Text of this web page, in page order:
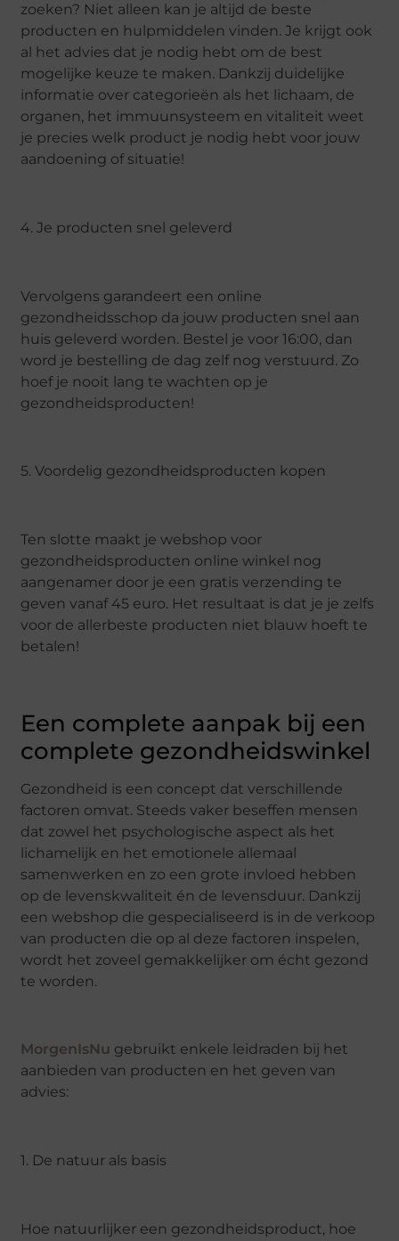
zoeken? Niet alleen kan je altijd de beste
producten en hulpmiddelen vinden. Je krijgt ook
al het advies dat je nodig hebt om de best
mogelijke keuze te maken. Dankzij duidelijke
informatie over categorieën als het lichaam, de
organen, het immuunsysteem en vitaliteit weet
je precies welk product je nodig hebt voor jouw
aandoening of situatie!
4. Je producten snel geleverd
Vervolgens garandeert een online
gezondheidsschop da jouw producten snel aan
huis geleverd worden. Bestel je voor 16:00, dan
word je bestelling de dag zelf nog verstuurd. Zo
hoef je nooit lang te wachten op je
gezondheidsproducten!
5. Voordelig gezondheidsproducten kopen
Ten slotte maakt je webshop voor
gezondheidsproducten online winkel nog
aangenamer door je een gratis verzending te
geven vanaf 45 euro. Het resultaat is dat je je zelfs
voor de allerbeste producten niet blauw hoeft te
betalen!
Een complete aanpak bij een
complete gezondheidswinkel
Gezondheid is een concept dat verschillende
factoren omvat. Steeds vaker beseffen mensen
dat zowel het psychologische aspect als het
lichamelijk en het emotionele allemaal
samenwerken en zo een grote invloed hebben
op de levenskwaliteit én de levensduur. Dankzij
een webshop die gespecialiseerd is in de verkoop
van producten die op al deze factoren inspelen,
wordt het zoveel gemakkelijker om écht gezond
te worden.
MorgenIsNu gebruikt enkele leidraden bij het
aanbieden van producten en het geven van
advies:
1. De natuur als basis
Hoe natuurlijker een gezondheidsproduct, hoe